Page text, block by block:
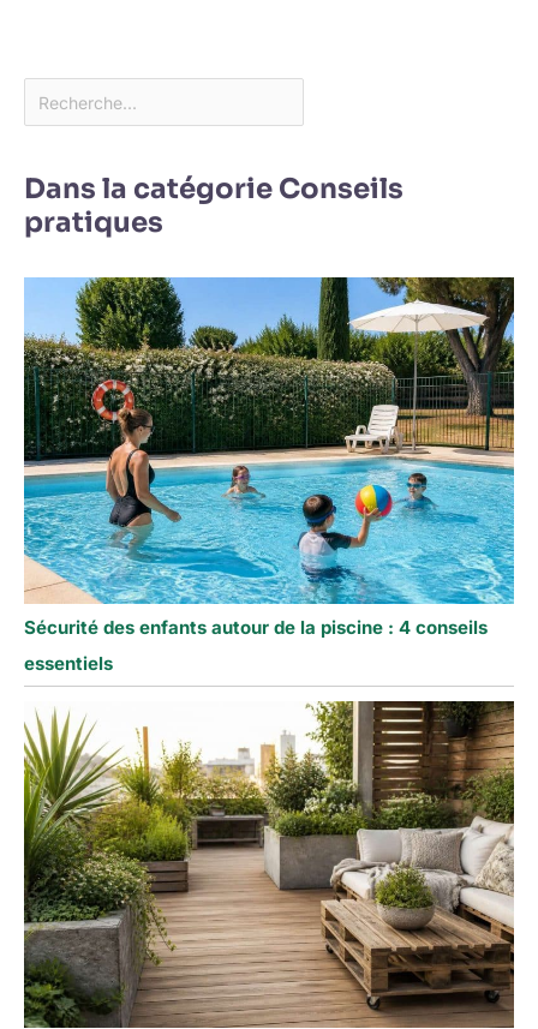
Dans la catégorie Conseils
pratiques
Sécurité des enfants autour de la piscine : 4 conseils
essentiels